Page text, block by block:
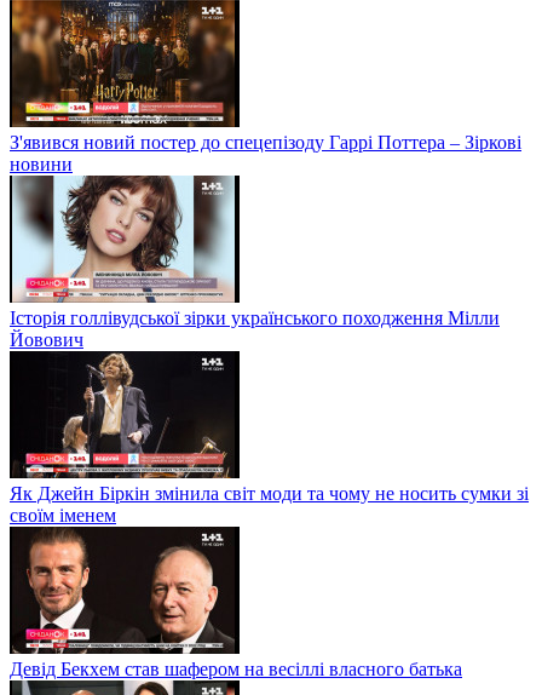
З'явився новий постер до спецепізоду Гаррі Поттера – Зіркові
новини
Історія голлівудської зірки українського походження Мілли
Йовович
Як Джейн Біркін змінила світ моди та чому не носить сумки зі
своїм іменем
Девід Бекхем став шафером на весіллі власного батька